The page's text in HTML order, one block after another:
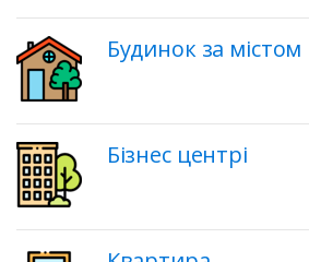
Будинок за містом
Бізнес центрі